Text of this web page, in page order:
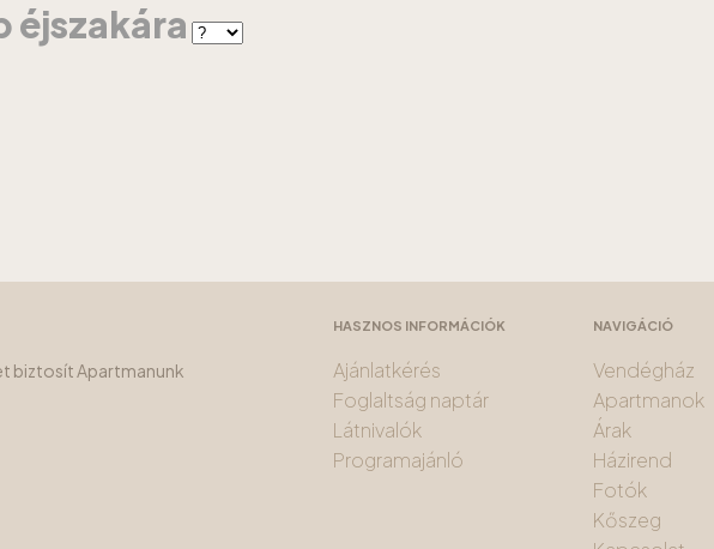
éjszakára
biztosít Apartmanunk
HASZNOS INFORMÁCIÓK
Ajánlatkérés
Foglaltság naptár
Látnivalók
Programajánló
NAVIGÁCIÓ
Vendégház
Apartmanok
Árak
Házirend
Fotók
Kőszeg